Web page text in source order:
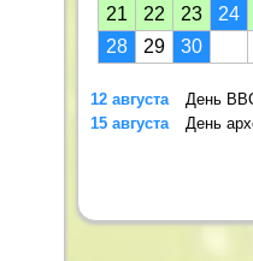
21
22 23 24
28
29 30
12 августа
День
15 августа
День